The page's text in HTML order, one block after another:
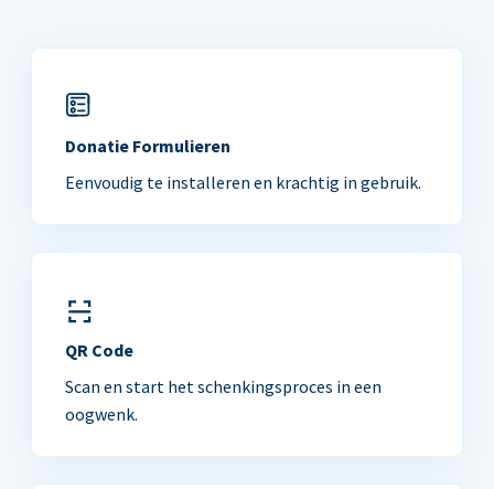
Donatie Formulieren
Eenvoudig te installeren en krachtig in gebruik.
QR Code
Scan en start het schenkingsproces in een
oogwenk.